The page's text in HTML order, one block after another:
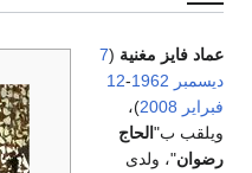
عماد فايز مغنية (
7
ديسمبر 1962
-
12
فبراير 2008)،
ويلقب ب" الحاج
رضوان"، ولدى